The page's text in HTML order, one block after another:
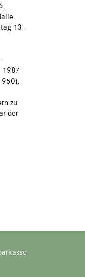
13-
1987
zu
der